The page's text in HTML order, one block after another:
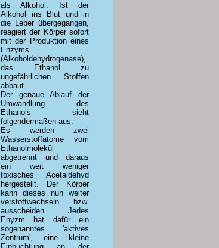
als Alkohol. Ist der
Alkohol ins Blut und in
die Leber übergegangen,
reagiert der Körper sofort
mit der Produktion eines
Enzyms
(Alkoholdehydrogenase),
das Ethanol zu
ungefährlichen Stoffen
abbaut.
Der genaue Ablauf der
Umwandlung des
Ethanols sieht
folgendermaßen aus:
Es werden zwei
Wasserstoffatome vom
Ethanolmolekül
abgetrennt und daraus
ein weit weniger
toxisches Acetaldehyd
hergestellt. Der Körper
kann dieses nun weiter
verstoffwechseln bzw.
ausscheiden. Jedes
Enyzm hat dafür ein
sogenanntes 'aktives
Zentrum', eine kleine